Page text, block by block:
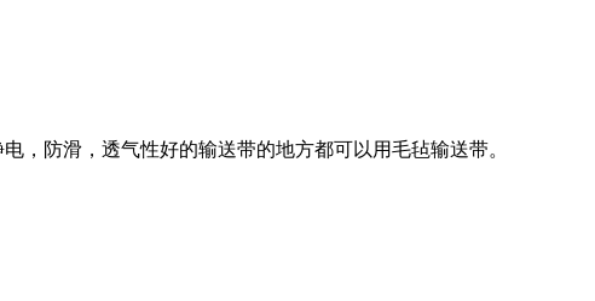
，防滑，透气性好的输送带的地方都可以用毛毡输送带。